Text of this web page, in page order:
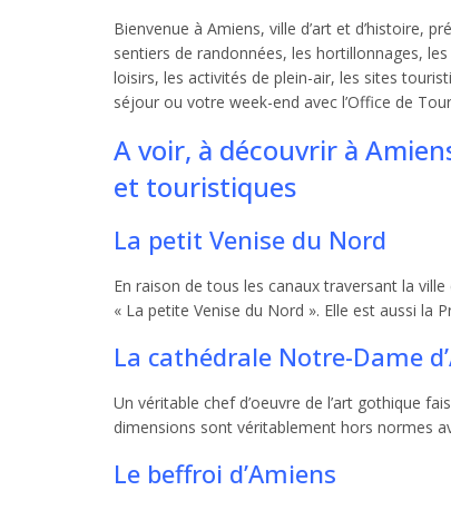
Bienvenue à Amiens, ville d’art et d’histoire,
sentiers de randonnées, les hortillonnages,
loisirs, les activités de plein-air, les sites
séjour ou votre week-end avec l’Office de
A voir, à découvrir à
et touristiques
La petit Venise du Nord
En raison de tous les canaux traversant la
« La petite Venise du Nord ». Elle est aussi la
La cathédrale Notre-Dame
Un véritable chef d’oeuvre de l’art gothique
dimensions sont véritablement hors normes
Le beffroi d’Amiens